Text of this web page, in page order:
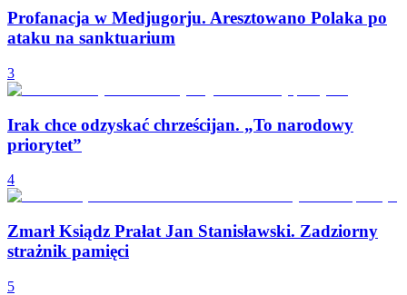
Profanacja w Medjugorju. Aresztowano Polaka po
ataku na sanktuarium
3
Irak chce odzyskać chrześcijan. „To narodowy
priorytet”
4
Zmarł Ksiądz Prałat Jan Stanisławski. Zadziorny
strażnik pamięci
5